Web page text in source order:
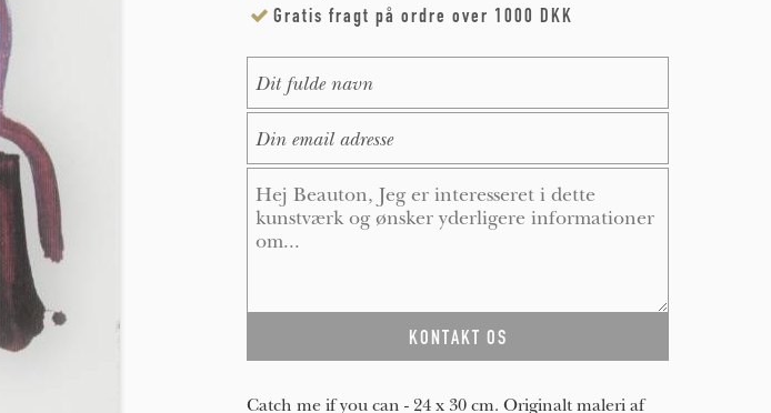
Gratis fragt på ordre over 1000 DKK
Catch me if you can - 24 x 30 cm. Originalt maleri af